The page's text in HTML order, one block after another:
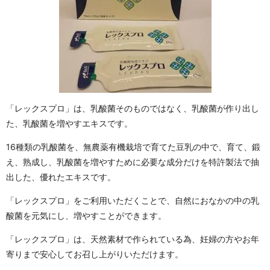
「レックスプロ」は、乳酸菌そのものではなく、乳酸菌が作り出し
た、乳酸菌を増やすエキスです。
16種類の乳酸菌を、無農薬有機栽培で育てた豆乳の中で、育て、鍛
え、熟成し、乳酸菌を増やすために必要な成分だけを特許製法で抽
出した、優れたエキスです。
「レックスプロ」をご利用いただくことで、自然におなかの中の乳
酸菌を元気にし、増やすことができます。
「レックスプロ」は、天然素材で作られている為、妊婦の方やお年
寄りまで安心してお召し上がりいただけます。